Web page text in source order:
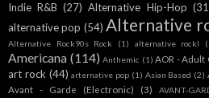
Indie R&B (27) Alternative Hip-Hop
alternative pop (54) Alternative
Alternative Rock90s Rock
(1) alternative rockl
Americana (114) Anthemic (1) AOR - Adult
art rock (44) arternative pop (1) Asian Based (2)
Avant - Garde (Electronic)
(3) AVANT-